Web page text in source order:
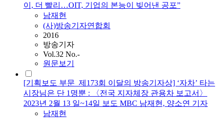
이, 더 빨리…OIT, 기업의 본능이 빚어낸 공포”
남재현
(사)방송기자연합회
2016
방송기자
Vol.32 No.-
원문보기
[기획보도 부문_제173회 이달의 방송기자상] ‘자차’ 타는
시장님은 단 1명뿐 : 〈전국 지자체장 관용차 보고서〉
2023년 2월 13 일~14일 보도 MBC 남재현, 양소연 기자
남재현